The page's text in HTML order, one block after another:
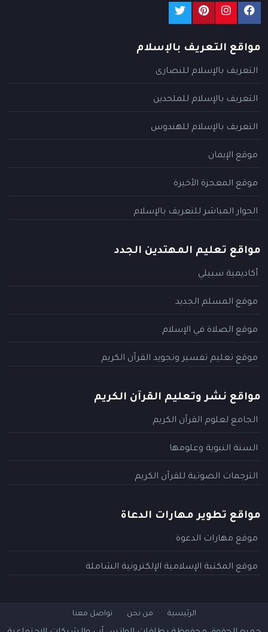
مواقع التعريف بالإسلام
التعريف بالإسلام للنصارى
التعريف بالإسلام للملحدين
التعريف بالإسلام للهندوس
موقع الإيمان
موقع المعجزة الأخيرة
الحوار المباشر للتعريف بالإسلام
مواقع تعليم المهتدين الجدد
أكاديمية سبيلي
موقع المسلم الجديد
موقع الصلاة في الإسلام
موقع تعليم تفسير وتجويد القرآن الكريم
مواقع نشر وتعليم القرآن الكريم
الجامع لعلوم القرآن الكريم
السنة النبوية وعلومها
الترجمات الصوتية للقرآن الكريم
مواقع تطوير مهارات الدعاة
موقع مهارات الدعوة
موقع المكتبة الإسلامية الإلكترونية الشاملة
الرئيسية من نحن تواصل معنا